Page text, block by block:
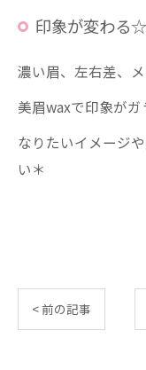
印象が変わる
濃い眉、左右差、
美眉waxで印象が
なりたいイメージ
い＊
< 前の記事